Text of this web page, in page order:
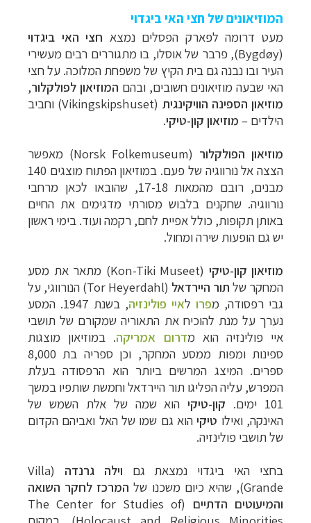
המוזיאונים של חצי האי ביגדוי
מעט דרומה לפארק הפסלים נמצא חצי האי ביגדוי
(
Bygdøy), פרבר של אוסלו, בו מתגוררים רבים מעשירי
העיר ובו נבנה גם בית הקיץ של משפחת המלוכה. על חצי
האי שבעה מוזיאונים חשובים, ובהם המוזיאון לפולקלור,
מוזיאון הספינה הוויקינגית (
Vikingskipshuset) וחביב
הילדים – מוזיאון קון-טיקי.
מוזיאון הפולקלור (
Norsk Folkemuseum) מאפשר
הצצה אל נורווגיה של פעם. במוזיאון הפתוח מוצגים 140
מבנים, רובם מהמאות 17-18, שהובאו לכאן מרחבי
נורווגיה. שחקנים בלבוש מסורתי מדגימים את החיים
באותן תקופות, כולל אפיית לחם, רקמה ועוד. בימי ראשון
יש גם הופעות שירה ומחול.
מוזיאון קון-טיקי (
Kon-Tiki Museet) מתאר את מסע
המחקר של תור היירדאל (
Tor Heyerdahl) הנורווגי, על
גבי רפסודה, מפרו לאיי פולינזיה,
בשנת 1947. המסע
נערך על מנת להוכיח את התאוריה שמקורם של תושבי
איי פולינזיה הוא מדרום אמריקה. במוזיאון מוצגות
ספינות ומפות ממסע המחקר, וכן ספריה בת 8,000
ספרים. המיצג המרשים ביותר הוא הרפסודה בעלת
המפרש, עליה הפליגו תור היירדאל וחמשת שותפיו במשך
101 ימים.
קון-טיקיהוא שמה של אלת השמש של
האינקה, ואילו טיקיהוא גם שמו של האל ואביהם הקדום
של תושבי פולינזיה.
בחצי האי ביגדוי נמצאת גם וילה גרנדה (
Villa
Grande), שהיא כיום משכנו של המרכז לחקר השואה
והמיעוטים הדתיים (
The Center for Studies of